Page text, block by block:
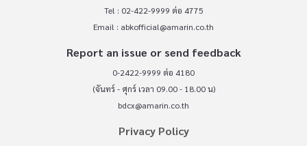
Tel : 02-422-9999 ต่อ 4775
Email : abkofficial@amarin.co.th
Report an issue or send feedback
0-2422-9999 ต่อ 4180
(จันทร์ - ศุกร์ เวลา 09.00 - 18.00 น)
bdcx@amarin.co.th
Privacy Policy